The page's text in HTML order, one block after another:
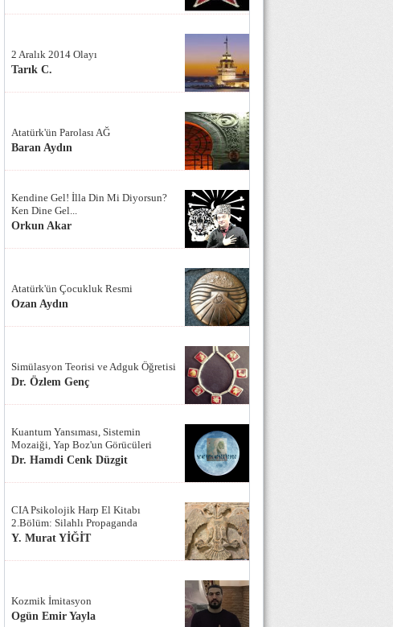
2 Aralık 2014 Olayı
Tarık C.
Atatürk'ün Parolası AĞ
Baran Aydın
Kendine Gel! İlla Din Mi Diyorsun?
Ken Dine Gel...
Orkun Akar
Atatürk'ün Çocukluk Resmi
Ozan Aydın
Simülasyon Teorisi ve Adguk Öğretisi
Dr. Özlem Genç
Kuantum Yansıması, Sistemin
Mozaiği, Yap Boz'un Görücüleri
Dr. Hamdi Cenk Düzgit
CIA Psikolojik Harp El Kitabı
2.Bölüm: Silahlı Propaganda
Y. Murat YİĞİT
Kozmik İmitasyon
Ogün Emir Yayla